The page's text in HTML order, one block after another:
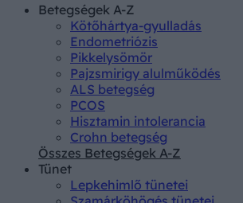
Betegségek A-Z
Kötőhártya-gyulladás
Endometriózis
Pikkelysömör
Pajzsmirigy alulműködés
ALS betegség
PCOS
Hisztamin intolerancia
Crohn betegség
Összes Betegségek A-Z
Tünet
Lepkehimlő tünetei